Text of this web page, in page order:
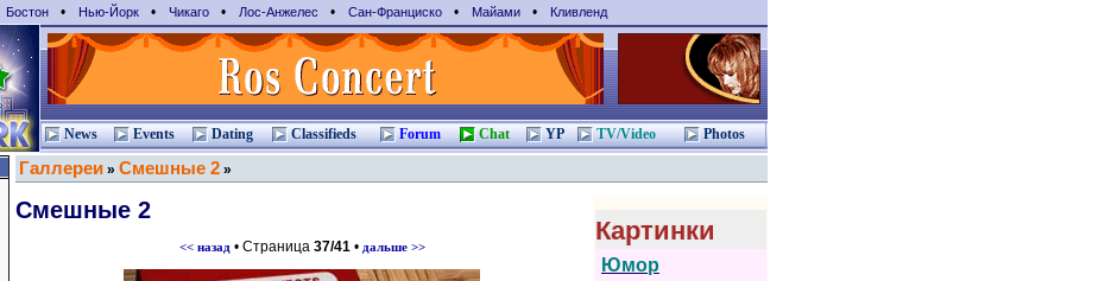
Бостон • Нью-Йорк • Чикаго • Лос-Анжелес • Сан-Франциcко • Майами • Кливленд
News Events Dating Classifieds Forum Chat YP TV/Video Photos
Галлереи » Смешные 2 »
Смешные 2
<< назад• Страница 37/41• дальше >> Картинки
Юмор